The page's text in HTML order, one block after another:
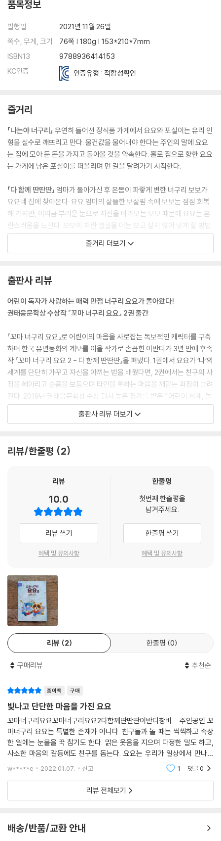
품목정보
발행일
2021년 11월 26일
쪽수, 무게, 크기
76쪽 | 180g | 153*210*7mm
ISBN13
9788936414153
KC인증
인증유형 : 적합성확인
줄거리
「나는야 너구리」 우연히 들어선 장식품 가게에서 요요와 포실이는 유리 인
형을 실수로 깨뜨리고 만다. 물건값을 물어내야 한다는 주인의 말에 요요
는 집에 모아 둔 돈을 가지고 돌아올 것을 약속한다. 홀로 집으로 향한 요요
는 가게에 남은 포실이를 떠올리며 먼 길을 달려가기 시작한다.
「다 함께 딴딴딴」 엄마가 돌아가신 후 온몸이 파랗게 변한 너구리 보보가
요요네 집에 찾아온다. 요요 엄마의 살뜰한 보살핌 속에 보보는 점점 회복
해 가지만, 이따금 부러운 눈으로 자신을 바라보는 보보 때문에 요요는 혼
란스러움을 느낀다. 보보의 파란 얼굴을 더는 보고 싶지 않아 낫게 할 방법
을 궁리하던 요요는 보보와 함께 피아니스트인 쥐 바람 씨를 찾아가는
요요는 답답하기만 하다. 엄마는 요요의 토로를 듣고서, 마음이 약해 다른
사람의 부탁을 거절하지 못하는 ‘분홍 코 너구리 아가씨’의 이야기를 들려
준다.
줄거리 더보기
출판사 리뷰
어린이 독자가 사랑하는 매력 만점 너구리 요요가 돌아왔다!
권태응문학상 수상작 『꼬마 너구리 요요』 2권 출간
『꼬마 너구리 요요』로 어린이의 마음을 사로잡는 독보적인 캐릭터를 구축
하며 한국 유년동화의 계보를 이을 작가로 손꼽힌 이반디가 3년 만에 후속
작 『꼬마 너구리 요요 2 - 다 함께 딴딴딴』을 펴냈다. 1권에서 요요가 ‘나’의
세계를 단단히 가꾸고 자신을 아끼는 법을 배웠다면, 2권에서는 친구의 사
정을 헤아리고 슬픔을 보듬으며 타인을 위하는 마음을 깨닫는 과정이 그려
진다. 2019년 권태응문학상 수상 당시 높은 평가를 받은 “어린이 세계, 놀
이와 즐거움에 대한 문학적 표현”은 2권에서도 여전히 빛난다. 유년동화
에 맞춤한 간결한 구성과 작가 특유의 따뜻하고 소박한 문장이 돋보이는
게 품어 주며 더한층 성장하는 모습을 담았다. 엄마가 돌아가신 후 온몸이
파랗게 변한 너구리 ‘보보’가 요요네 집에 찾아오고, 요요의 엄마는 보보를
정성껏 돌본다. 보보의 회복을 바라면서도 질투심과 두려움, 미안함으로
뒤얽힌 마음 때문에 혼란스러워하던 요요는 피아니스트인 쥐 ‘바람 씨’와
함께 음악을 연주하면서 보보의 상처를 이해하게 된다. 요요가 보보의 마
더 확장되고 단단해지는 어린이 마음을 어루만지며 큰 울림을 준다.
바람 씨의 연주는 계속되었어요. 무언가를 쓰다듬듯 조심스러운 소리였어
요.
보보는 이제 소리를 내며 엉엉 울고 있었어요. 눈물로 얼굴이 다 젖었어요.
(…)
요요는 계속 발을 구르고 손뼉을 쳤어요. 그 소리는 ‘여기 내가 있어. 힘내!’
득 차올랐어요. 지금 이 순간 마치 셋이서 말없이 이야기를 나누는 듯한 기
주인공 요요 외에 흰 곰 ‘포실이’처럼 1권에 등장한 캐릭터들을 오랜만에
만나는 즐거움도 각별하다. 「나는야 너구리」에서 요요와 포실이는 가게를
구경하다 실수로 장식품을 깨뜨리고 만다. 물건값을 물어내기 위해 포실이
를 가게에 두고 홀로 집으로 향한 요요가 자신을 믿는 마음으로 불안과 두
려움을 이겨 내고 가게로 돌아와 당당하게 동전을 내미는 모습, 포실이와
의 약속을 지켜 기뻐하는 모습은 요요와 포실이 모두의 성장을 엿보게 하
요요는 금방이라도 쓰러질 듯 비틀거리며 달렸어요.
나무들이 이야기했어요. (…)
요요는 이제 친구나 약속보다 더 중요한 무언가가 있었어요.
출판사 리뷰 더보기
리뷰/한줄평 2
리뷰
10.0
리뷰 쓰기
혜택 및 유의사항
한줄평
첫번째 한줄평을
남겨주세요.
한줄평 쓰기
혜택 및 유의사항
리뷰 2 한줄평 0
구매리뷰 추천순
종이책 구매
빛나고 단단한 마음을 가진 요요
꼬마너구리요요꼬마너구리요요2다함께딴딴딴이반디창비.... 주인공인 꼬
마너구리 요요는 특별한 존재가 아니다. 친구들과 놀 때는 씩씩하고 속상
한 일에는 눈물을 꾹 참기도 한다. 맑은 웃음을 지으며 다정한 말도 하고,
사소한 마음의 갈등에도 친구를 돕는다. 요요는 우리가 일상에서 만나는
어린이들을 닮아있다. 내가 이 책을 좋아하는 이유는 아이와 읽을 때, 그리
w*****e 2022.01.07. 신고 1 댓글0
리뷰 전체보기
배송/반품/교환 안내